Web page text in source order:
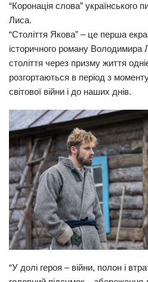
Схід
Прикарпаття
Економіка
Політика
Світ
Цікаво
Наука
Технології
Історії
Рецепти
Привітання
Здоров’я
“Коронація слова”
Лиса.
“Століття Якова” – це перша
історичного роману Володимира
століття через призму життя
розгортаються в період з
світової війни і до наших днів.
“У долі героя – війни, полон і